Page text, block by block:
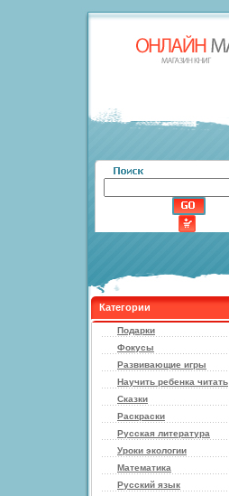
Категории
Подарки
Фокусы
Развивающие игры
Научить ребенка читать
Сказки
Раскраски
Русская литература
Уроки экологии
Математика
Русский язык